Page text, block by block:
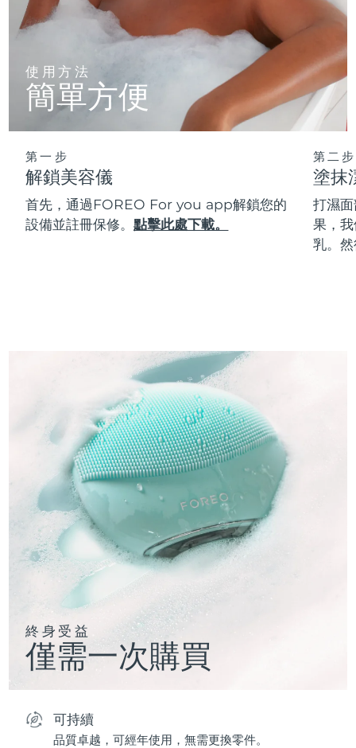
使用方法
簡單方便
第一步
解鎖美容儀
首先，通過FOREO For you app解鎖您的
設備並註冊保修。點擊此處下載。
第二步
塗抹
打濕
果，
乳。
終身受益
僅需一次購買
可持續
品質卓越，可經年使用，無需更換零件。